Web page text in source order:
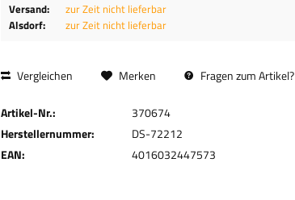
Versand:
zur Zeit nicht lieferbar
Alsdorf:
zur Zeit nicht lieferbar
Vergleichen Merken Fragen zum Artikel?
Artikel-Nr.:
370674
Herstellernummer:
DS-72212
EAN:
4016032447573